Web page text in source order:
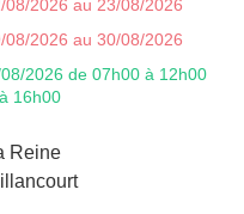
Reine
08/2026 au 23/08/2026
08/2026 au 30/08/2026
2026 de 07h00 à 12h00
16h00